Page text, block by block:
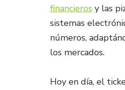
financieros y las
sistemas
números,
los mercados.
Hoy en día, el